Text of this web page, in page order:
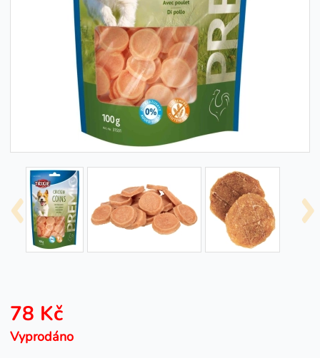
78 Kč
Vyprodáno